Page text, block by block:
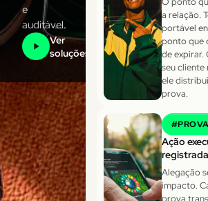
e
auditável.
Ver
soluções
a relação.
portável
ponto que
de expirar.
seu cliente
ele
prova.
#
Ação
Alegação
impacto.
prova